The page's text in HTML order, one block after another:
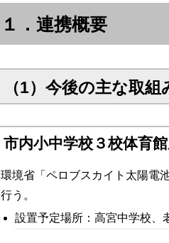
１．連携概要
（1）今後の主な取組
市内小中学校３校体育
環境省「ペロブスカイト太陽電
行う。
設置予定場所：高宮中学校、